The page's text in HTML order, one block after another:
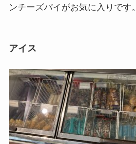
ンチーズパイがお気に入りです。
アイス